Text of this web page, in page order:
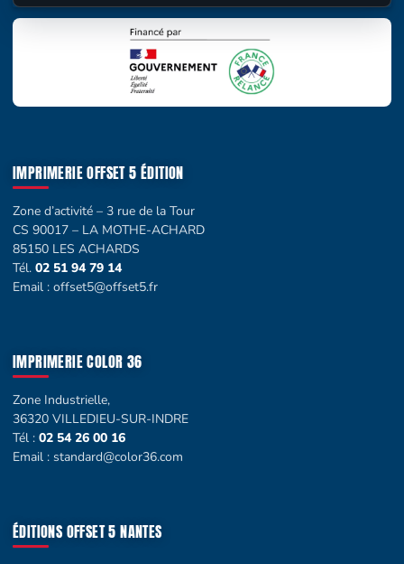
IMPRIMERIE OFFSET 5 ÉDITION
Zone d’activité – 3 rue de la Tour
CS 90017 – LA MOTHE-ACHARD
85150 LES ACHARDS
Tél. 02 51 94 79 14
Email : offset5@offset5.fr
IMPRIMERIE COLOR 36
Zone Industrielle,
36320 VILLEDIEU-SUR-INDRE
Tél : 02 54 26 00 16
Email : standard@color36.com
ÉDITIONS OFFSET 5 NANTES